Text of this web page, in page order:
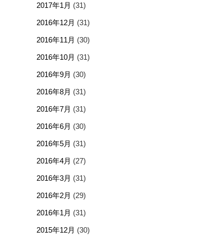
2017年1月 (31)
2016年12月 (31)
2016年11月 (30)
2016年10月 (31)
2016年9月 (30)
2016年8月 (31)
2016年7月 (31)
2016年6月 (30)
2016年5月 (31)
2016年4月 (27)
2016年3月 (31)
2016年2月 (29)
2016年1月 (31)
2015年12月 (30)